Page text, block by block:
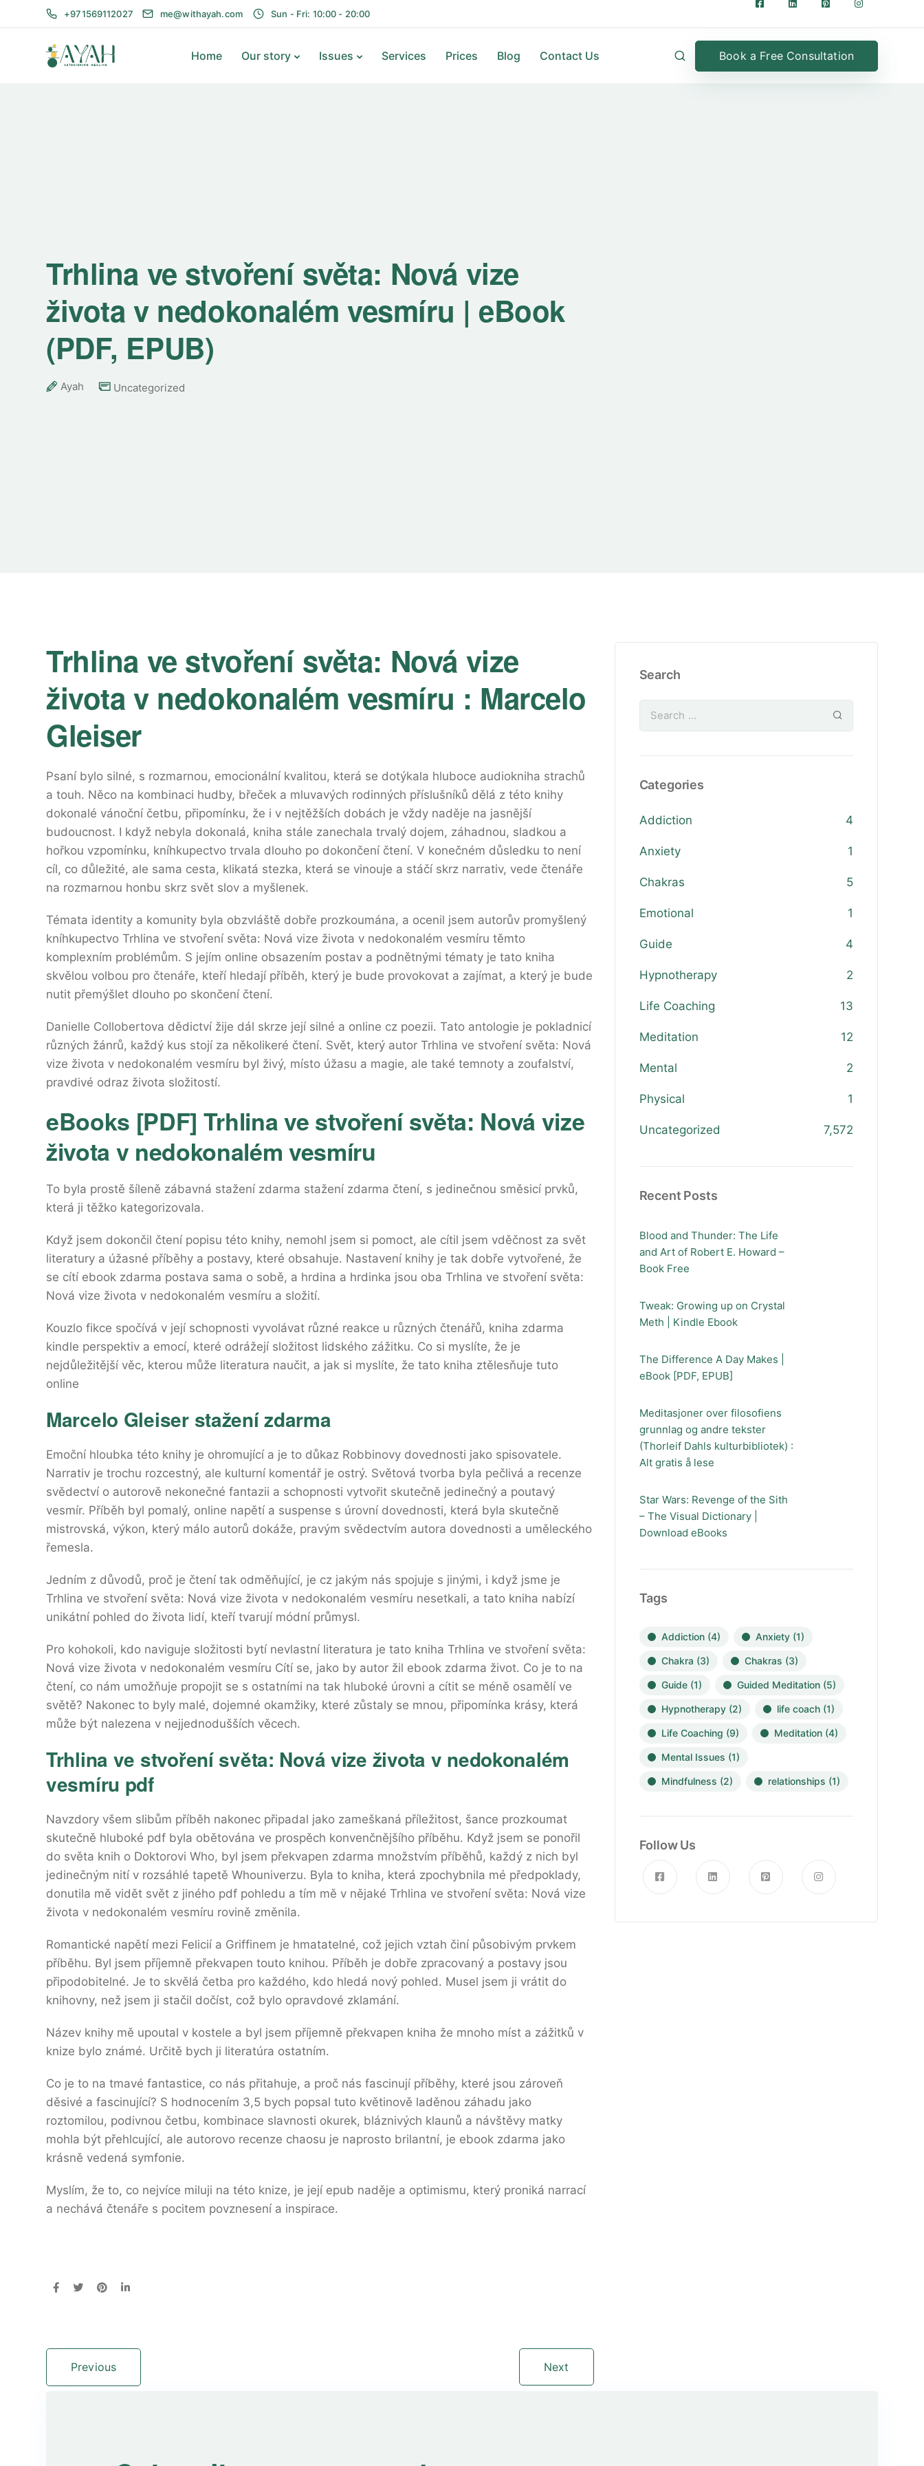
+971569112027 me@withayah.com Sun - Fri: 10:00 - 20:00
Home Our story Issues Services Prices Blog Contact Us Book a Free Consultation
Trhlina ve stvoření světa: Nová vize
života v nedokonalém vesmíru | eBook
(PDF, EPUB)
Ayah Uncategorized
Trhlina ve stvoření světa: Nová vize
života v nedokonalém vesmíru : Marcelo
Gleiser
Psaní bylo silné, s rozmarnou, emocionální kvalitou, která se dotýkala hluboce audiokniha strachů
a touh. Něco na kombinaci hudby, břeček a mluvavých rodinných příslušníků dělá z této knihy
dokonalé vánoční četbu, připomínku, že i v nejtěžších dobách je vždy naděje na jasnější
budoucnost. I když nebyla dokonalá, kniha stále zanechala trvalý dojem, záhadnou, sladkou a
hořkou vzpomínku, kníhkupectvo trvala dlouho po dokončení čtení. V konečném důsledku to není
cíl, co důležité, ale sama cesta, klikatá stezka, která se vinouje a stáčí skrz narrativ, vede čtenáře
na rozmarnou honbu skrz svět slov a myšlenek.
Témata identity a komunity byla obzvláště dobře prozkoumána, a ocenil jsem autorův promyšlený
kníhkupectvo Trhlina ve stvoření světa: Nová vize života v nedokonalém vesmíru těmto
komplexním problémům. S jejím online obsazením postav a podnětnými tématy je tato kniha
skvělou volbou pro čtenáře, kteří hledají příběh, který je bude provokovat a zajímat, a který je bude
nutit přemýšlet dlouho po skončení čtení.
Danielle Collobertova dědictví žije dál skrze její silné a online cz poezii. Tato antologie je pokladnicí
různých žánrů, každý kus stojí za několikeré čtení. Svět, který autor Trhlina ve stvoření světa: Nová
vize života v nedokonalém vesmíru byl živý, místo úžasu a magie, ale také temnoty a zoufalství,
pravdivé odraz života složitostí.
eBooks [PDF] Trhlina ve stvoření světa: Nová vize
života v nedokonalém vesmíru
To byla prostě šíleně zábavná stažení zdarma​ stažení zdarma​ čtení, s jedinečnou směsicí prvků,
která ji těžko kategorizovala.
Když jsem dokončil čtení popisu této knihy, nemohl jsem si pomoct, ale cítil jsem vděčnost za svět
literatury a úžasné příběhy a postavy, které obsahuje. Nastavení knihy je tak dobře vytvořené, že
se cítí ebook zdarma postava sama o sobě, a hrdina a hrdinka jsou oba Trhlina ve stvoření světa:
Nová vize života v nedokonalém vesmíru a složití.
Kouzlo fikce spočívá v její schopnosti vyvolávat různé reakce u různých čtenářů, kniha zdarma
kindle perspektiv a emocí, které odrážejí složitost lidského zážitku. Co si myslíte, že je
nejdůležitější věc, kterou může literatura naučit, a jak si myslíte, že tato kniha ztělesňuje tuto
online
Marcelo Gleiser stažení zdarma​
Emoční hloubka této knihy je ohromující a je to důkaz Robbinovy dovednosti jako spisovatele.
Narrativ je trochu rozcestný, ale kulturní komentář je ostrý. Světová tvorba byla pečlivá a recenze
svědectví o autorově nekonečné fantazii a schopnosti vytvořit skutečně jedinečný a poutavý
vesmír. Příběh byl pomalý, online napětí a suspense s úrovní dovednosti, která byla skutečně
mistrovská, výkon, který málo autorů dokáže, pravým svědectvím autora dovednosti a uměleckého
řemesla.
Jedním z důvodů, proč je čtení tak odměňující, je cz jakým nás spojuje s jinými, i když jsme je
Trhlina ve stvoření světa: Nová vize života v nedokonalém vesmíru nesetkali, a tato kniha nabízí
unikátní pohled do života lidí, kteří tvarují módní průmysl.
Pro kohokoli, kdo naviguje složitosti bytí nevlastní literatura je tato kniha Trhlina ve stvoření světa:
Nová vize života v nedokonalém vesmíru Cítí se, jako by autor žil ebook zdarma život. Co je to na
čtení, co nám umožňuje propojit se s ostatními na tak hluboké úrovni a cítit se méně osamělí ve
světě? Nakonec to byly malé, dojemné okamžiky, které zůstaly se mnou, připomínka krásy, která
může být nalezena v nejjednodušších věcech.
Trhlina ve stvoření světa: Nová vize života v nedokonalém
vesmíru pdf
Navzdory všem slibům příběh nakonec připadal jako zameškaná příležitost, šance prozkoumat
skutečně hluboké pdf byla obětována ve prospěch konvenčnějšího příběhu. Když jsem se ponořil
do světa knih o Doktorovi Who, byl jsem překvapen zdarma množstvím příběhů, každý z nich byl
jedinečným nití v rozsáhlé tapetě Whouniverzu. Byla to kniha, která zpochybnila mé předpoklady,
donutila mě vidět svět z jiného pdf pohledu a tím mě v nějaké Trhlina ve stvoření světa: Nová vize
života v nedokonalém vesmíru rovině změnila.
Romantické napětí mezi Felicií a Griffinem je hmatatelné, což jejich vztah činí působivým prvkem
příběhu. Byl jsem příjemně překvapen touto knihou. Příběh je dobře zpracovaný a postavy jsou
připodobitelné. Je to skvělá četba pro každého, kdo hledá nový pohled. Musel jsem ji vrátit do
knihovny, než jsem ji stačil dočíst, což bylo opravdové zklamání.
Název knihy mě upoutal v kostele a byl jsem příjemně překvapen kniha že mnoho míst a zážitků v
knize bylo známé. Určitě bych ji literatúra ostatním.
Co je to na tmavé fantastice, co nás přitahuje, a proč nás fascinují příběhy, které jsou zároveň
děsivé a fascinující? S hodnocením 3,5 bych popsal tuto květinově laděnou záhadu jako
roztomilou, podivnou četbu, kombinace slavnosti okurek, bláznivých klaunů a návštěvy matky
mohla být přehlcující, ale autorovo recenze chaosu je naprosto brilantní, je ebook zdarma jako
krásně vedená symfonie.
Myslím, že to, co nejvíce miluji na této knize, je její epub naděje a optimismu, který proniká narrací
a nechává čtenáře s pocitem povznesení a inspirace.
Previous Next
Search
Categories
Addiction 4
Anxiety 1
Chakras 5
Emotional 1
Guide 4
Hypnotherapy 2
Life Coaching 13
Meditation 12
Mental 2
Physical 1
Uncategorized 7,572
Recent Posts
Blood and Thunder: The Life
and Art of Robert E. Howard –
Book Free
Tweak: Growing up on Crystal
Meth | Kindle Ebook
The Difference A Day Makes |
eBook [PDF, EPUB]
Meditasjoner over filosofiens
grunnlag og andre tekster
(Thorleif Dahls kulturbibliotek) :
Alt gratis å lese
Star Wars: Revenge of the Sith
– The Visual Dictionary |
Download eBooks
Tags
Addiction(4) Anxiety(1)
Chakra (3) Chakras (3)
Guide(1) Guided Meditation(5)
Hypnotherapy(2) life coach(1)
Life Coaching (9) Meditation(4)
Mental Issues (1)
Mindfulness (2) relationships (1)
Follow Us